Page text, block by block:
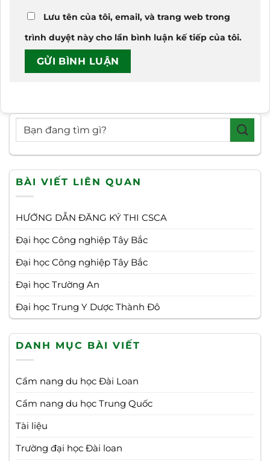
Lưu tên của tôi, email, và trang web trong
trình duyệt này cho lần bình luận kế tiếp của tôi.
BÀI VIẾT LIÊN QUAN
HƯỚNG DẪN ĐĂNG KÝ THI CSCA
Đại học Công nghiệp Tây Bắc
Đại học Công nghiệp Tây Bắc
Đại học Trường An
Đại học Trung Y Dược Thành Đô
DANH MỤC BÀI VIẾT
Cẩm nang du học Đài Loan
Cẩm nang du học Trung Quốc
Tài liệu
Trường đại học Đài loan